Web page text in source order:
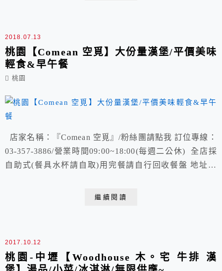
2018.07.13
桃園【Comean 空覓】大份量漢堡/平價美味
輕食&早午餐
桃園
店家名稱：『Comean 空覓』/粉絲團請點我 訂位專線：
03-357-3886/營業時間09:00~18:00(每週二公休) 全店採
自助式(餐具水杯請自取)用完餐請自行回收餐盤 地址：
繼續閱讀
2017.10.12
桃園-中壢【Woodhouse 木。宅 牛排 漢